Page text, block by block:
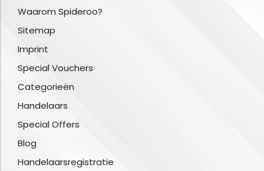
Waarom Spideroo?
Sitemap
Imprint
Special Vouchers
Categorieën
Handelaars
Special Offers
Blog
Handelaarsregistratie